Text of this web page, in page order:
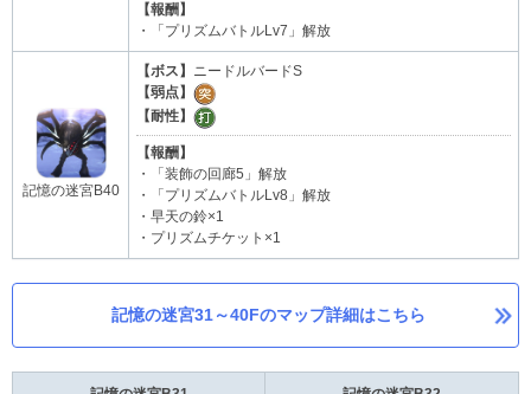
【報酬】
・「プリズムバトルLv7」解放
記憶の迷宮B40
【ボス】
ニードルバードS
【弱点】
【耐性】
【報酬】
・「装飾の回廊5」解放
・「プリズムバトルLv8」解放
・早天の鈴×1
・プリズムチケット×1
記憶の迷宮31～40Fのマップ詳細はこちら